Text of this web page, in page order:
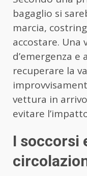
bagaglio si
marcia,
accostare. Una
d’emergenza
recuperare la
vettura in
evitare
I soccorsi